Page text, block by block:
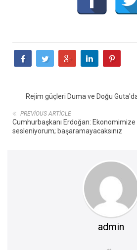
Rejim güçleri Duma ve Doğu
PREVIOUS ARTICLE
Cumhurbaşkanı Erdoğan: Ekonomimize
sesleniyorum; başaramayacaksınız
admin